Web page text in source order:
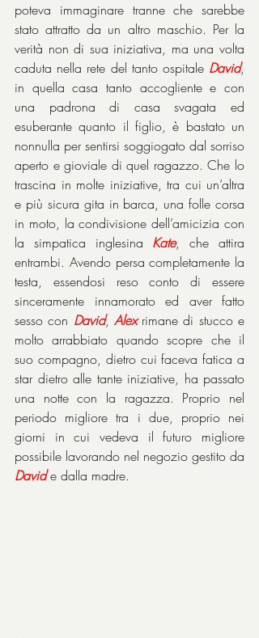
poteva immaginare tranne che sarebbe
stato attratto da un altro maschio. Per la
verità non di sua iniziativa, ma una volta
caduta nella rete del tanto ospitale David,
in quella casa tanto accogliente e con
una padrona di casa svagata ed
esuberante quanto il figlio, è bastato un
nonnulla per sentirsi soggiogato dal sorriso
aperto e gioviale di quel ragazzo. Che lo
trascina in molte iniziative, tra cui un’altra
e più sicura gita in barca, una folle corsa
in moto, la condivisione dell’amicizia con
la simpatica inglesina Kate, che attira
entrambi. Avendo persa completamente la
testa, essendosi reso conto di essere
sinceramente innamorato ed aver fatto
sesso con David, Alex rimane di stucco e
molto arrabbiato quando scopre che il
suo compagno, dietro cui faceva fatica a
star dietro alle tante iniziative, ha passato
una notte con la ragazza. Proprio nel
periodo migliore tra i due, proprio nei
giorni in cui vedeva il futuro migliore
David e dalla madre.